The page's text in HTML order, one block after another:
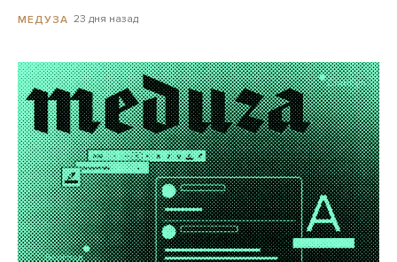
МЕДУЗА 23 дня назад